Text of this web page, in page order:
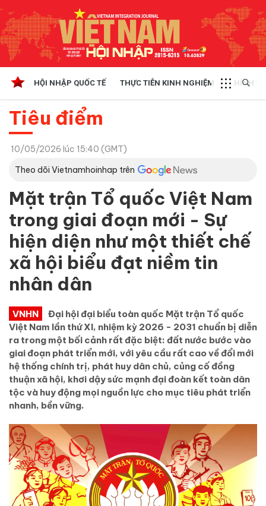
HỘI NHẬP QUỐC TẾ THỰC TIỄN KINH NGHIỆM CHÍNH
Tiêu điểm
10/05/2026 lúc 15:40 (GMT)
Theo dõi Vietnamhoinhap trên
Mặt trận Tổ quốc Việt Nam
trong giai đoạn mới - Sự
hiện diện như một thiết chế
xã hội biểu đạt niềm tin
nhân dân
VNHN
Đại hội đại biểu toàn quốc Mặt trận Tổ quốc
Việt Nam lần thứ XI, nhiệm kỳ 2026 - 2031 chuẩn bị diễn
ra trong một bối cảnh rất đặc biệt: đất nước bước vào
giai đoạn phát triển mới, với yêu cầu rất cao về đổi mới
hệ thống chính trị, phát huy dân chủ, củng cố đồng
thuận xã hội, khơi dậy sức mạnh đại đoàn kết toàn dân
tộc và huy động mọi nguồn lực cho mục tiêu phát triển
nhanh, bền vững.